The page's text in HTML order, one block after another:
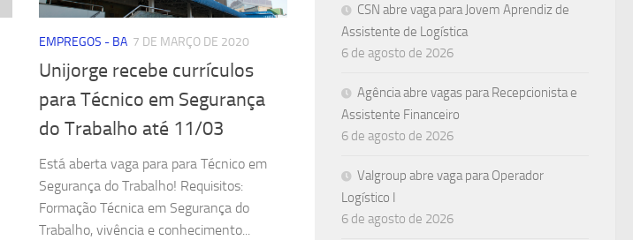
EMPREGOS - BA 7 DE MARÇO DE 2020
Unijorge recebe currículos
para Técnico em Segurança
do Trabalho até 11/03
Está aberta vaga para para Técnico em
Segurança do Trabalho! Requisitos:
Formação Técnica em Segurança do
Trabalho, vivência e conhecimento...
CSN abre vaga para Jovem Aprendiz de
Assistente de Logística
6 de agosto de 2026
Agência abre vagas para Recepcionista e
Assistente Financeiro
6 de agosto de 2026
Valgroup abre vaga para Operador
Logístico I
6 de agosto de 2026